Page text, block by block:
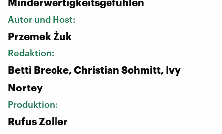
Autor und Host:
Przemek Żuk
Redaktion:
Betti Brecke, Christian Schmitt, Ivy
Nortey
Produktion:
Rufus Zoller